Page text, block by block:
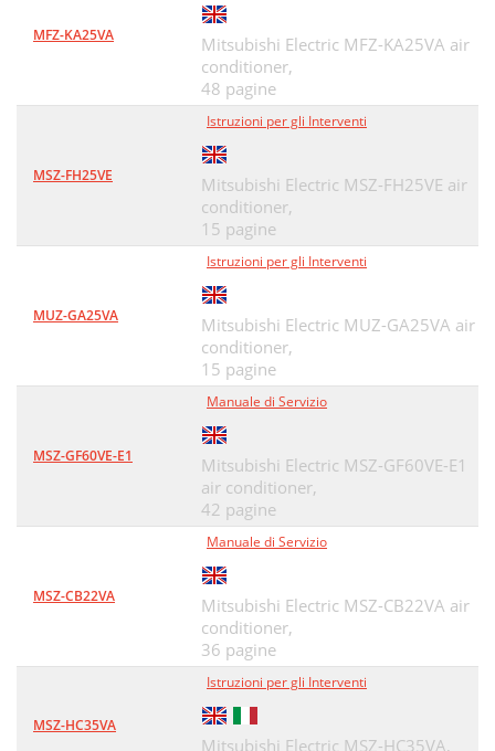
MFZ-KA25VA
Mitsubishi Electric MFZ-KA25VA air
conditioner,
48 pagine
MSZ-FH25VE
Istruzioni per gli Interventi
Mitsubishi Electric MSZ-FH25VE air
conditioner,
15 pagine
MUZ-GA25VA
Istruzioni per gli Interventi
Mitsubishi Electric MUZ-GA25VA air
conditioner,
15 pagine
MSZ-GF60VE-E1
Manuale di Servizio
Mitsubishi Electric MSZ-GF60VE-E1
air conditioner,
42 pagine
MSZ-CB22VA
Manuale di Servizio
Mitsubishi Electric MSZ-CB22VA air
conditioner,
36 pagine
MSZ-HC35VA
Istruzioni per gli Interventi
Mitsubishi Electric MSZ-HC35VA,